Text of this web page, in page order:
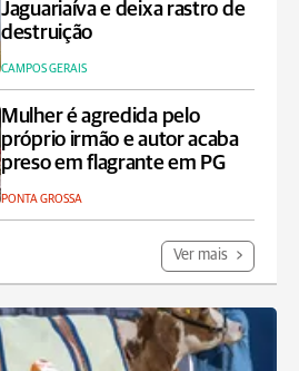
Jaguariaíva e deixa rastro de
destruição
CAMPOS GERAIS
Mulher é agredida pelo
próprio irmão e autor acaba
preso em flagrante em PG
PONTA GROSSA
Ver mais